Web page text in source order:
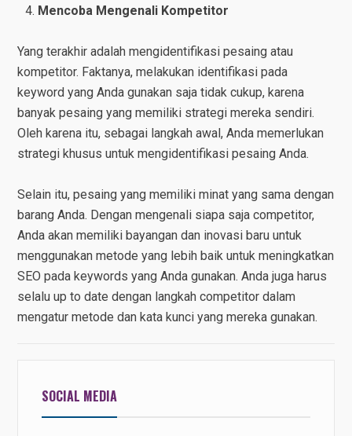
Mencoba Mengenali Kompetitor
Yang terakhir adalah mengidentifikasi pesaing atau
kompetitor. Faktanya, melakukan identifikasi pada
keyword yang Anda gunakan saja tidak cukup, karena
banyak pesaing yang memiliki strategi mereka sendiri.
Oleh karena itu, sebagai langkah awal, Anda memerlukan
strategi khusus untuk mengidentifikasi pesaing Anda.
Selain itu, pesaing yang memiliki minat yang sama dengan
barang Anda. Dengan mengenali siapa saja competitor,
Anda akan memiliki bayangan dan inovasi baru untuk
menggunakan metode yang lebih baik untuk meningkatkan
SEO pada keywords yang Anda gunakan. Anda juga harus
selalu up to date dengan langkah competitor dalam
mengatur metode dan kata kunci yang mereka gunakan.
SOCIAL MEDIA